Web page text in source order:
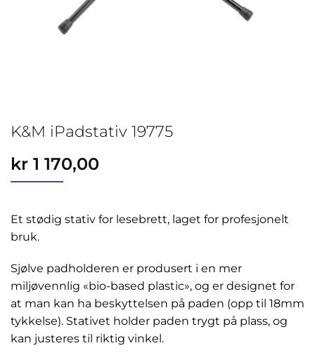
K&M iPadstativ 19775
kr 1 170,00
Et stødig stativ for lesebrett, laget for profesjonelt
bruk.
Sjølve padholderen er produsert i en mer
miljøvennlig «bio-based plastic», og er designet for
at man kan ha beskyttelsen på paden (opp til 18mm
tykkelse). Stativet holder paden trygt på plass, og
kan justeres til riktig vinkel.